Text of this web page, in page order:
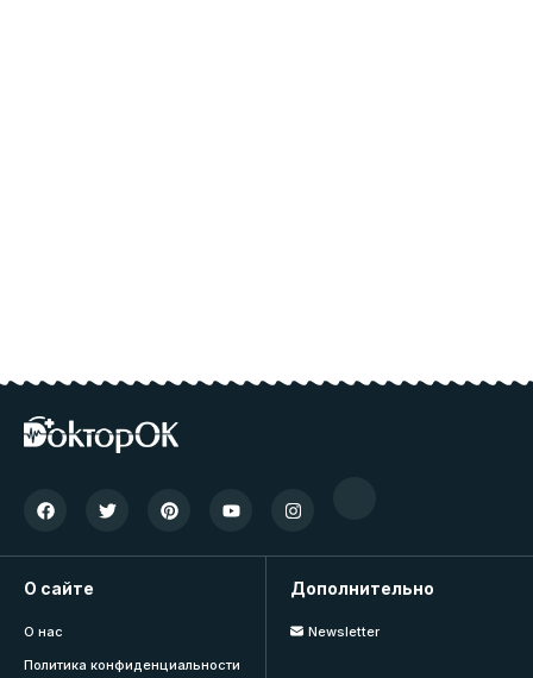
О сайте
О нас
Политика конфиденциальности
Дополнительно
Newsletter